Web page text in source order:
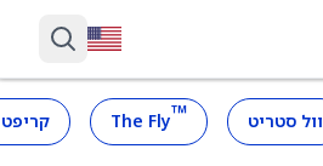
וול סטריט ™
The Fly